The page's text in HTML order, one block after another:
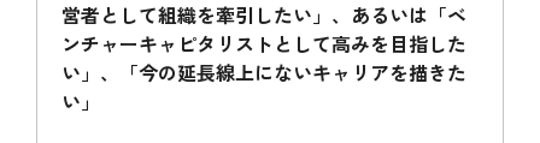
営者として組織を牽引したい」、あるいは「ベ
ンチャーキャピタリストとして高みを目指した
い」、「今の延長線上にないキャリアを描きた
い」